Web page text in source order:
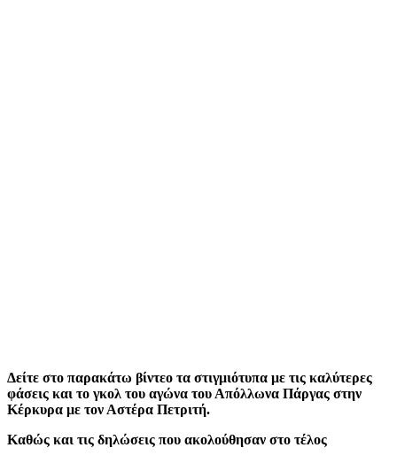
Δείτε στο παρακάτω βίντεο τα στιγμιότυπα με τις καλύτερες
φάσεις και το γκολ του αγώνα του Απόλλωνα Πάργας στην
Κέρκυρα με τον Αστέρα Πετριτή.
Καθώς και τις δηλώσεις που ακολούθησαν στο τέλος